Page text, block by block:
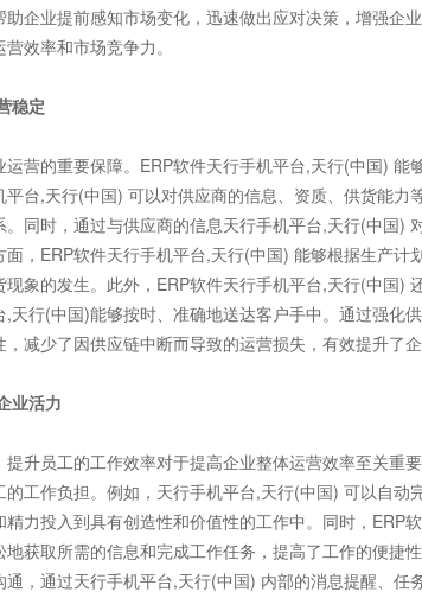
企业提前感知市场变化，迅速做出应对决策，增强企
效率和市场竞争力。
稳定
的重要保障。ERP软件天行手机平台,天行(中国) 能
台,天行(中国) 可以对供应商的信息、资质、供货能
同时，通过与供应商的信息天行手机平台,天行(中国)
，ERP软件天行手机平台,天行(中国) 能够根据生产计
象的发生。此外，ERP软件天行手机平台,天行(中国)
天行(中国)能够按时、准确地送达客户手中。通过强化
减少了因供应链中断而导致的运营损失，有效提升了企
业活力
员工的工作效率对于提高企业整体运营效率至关重
工作负担。例如，天行手机平台,天行(中国) 可以自动
力投入到具有创造性和价值性的工作中。同时，ERP
获取所需的信息和完成工作任务，提高了工作的便捷
，通过天行手机平台,天行(中国) 内部的消息提醒、任